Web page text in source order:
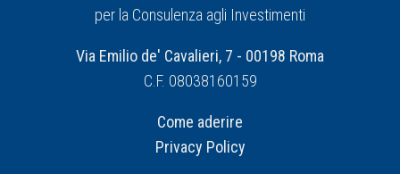
per la Consulenza agli Investimenti
Via Emilio de' Cavalieri, 7 - 00198 Roma
C.F. 08038160159
Come aderire
Privacy Policy